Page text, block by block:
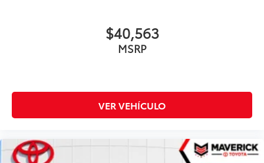
$40,563
MSRP
VER VEHÍCULO